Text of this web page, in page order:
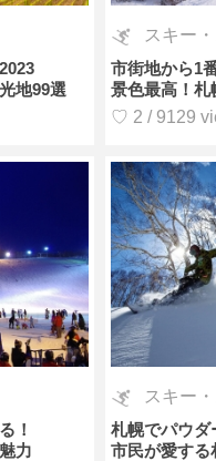
地99選
スキー
市街地から1
景色最高！札
♡ 2 / 9129
！
力
スキー
札幌でパウダ
市民が愛する